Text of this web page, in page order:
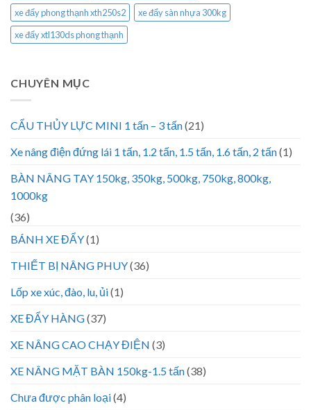
xe đẩy phong thạnh xth250s2
xe đẩy sàn nhựa 300kg
xe đẩy xtl130ds phong thạnh
CHUYÊN MỤC
CẨU THỦY LỰC MINI 1 tấn – 3 tấn(21)
Xe nâng điện đứng lái 1 tấn, 1.2 tấn, 1.5 tấn, 1.6 tấn, 2 tấn(1)
BÀN NÂNG TAY 150kg, 350kg, 500kg, 750kg, 800kg,
1000kg
(36)
BÁNH XE ĐẨY(1)
THIẾT BỊ NÂNG PHUY(36)
Lốp xe xúc, đào, lu, ủi(1)
XE ĐẨY HÀNG(37)
XE NÂNG CAO CHẠY ĐIỆN (3)
XE NÂNG MẶT BÀN 150kg-1.5 tấn(38)
Chưa được phân loại(4)